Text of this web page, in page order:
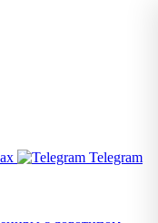
Telegram